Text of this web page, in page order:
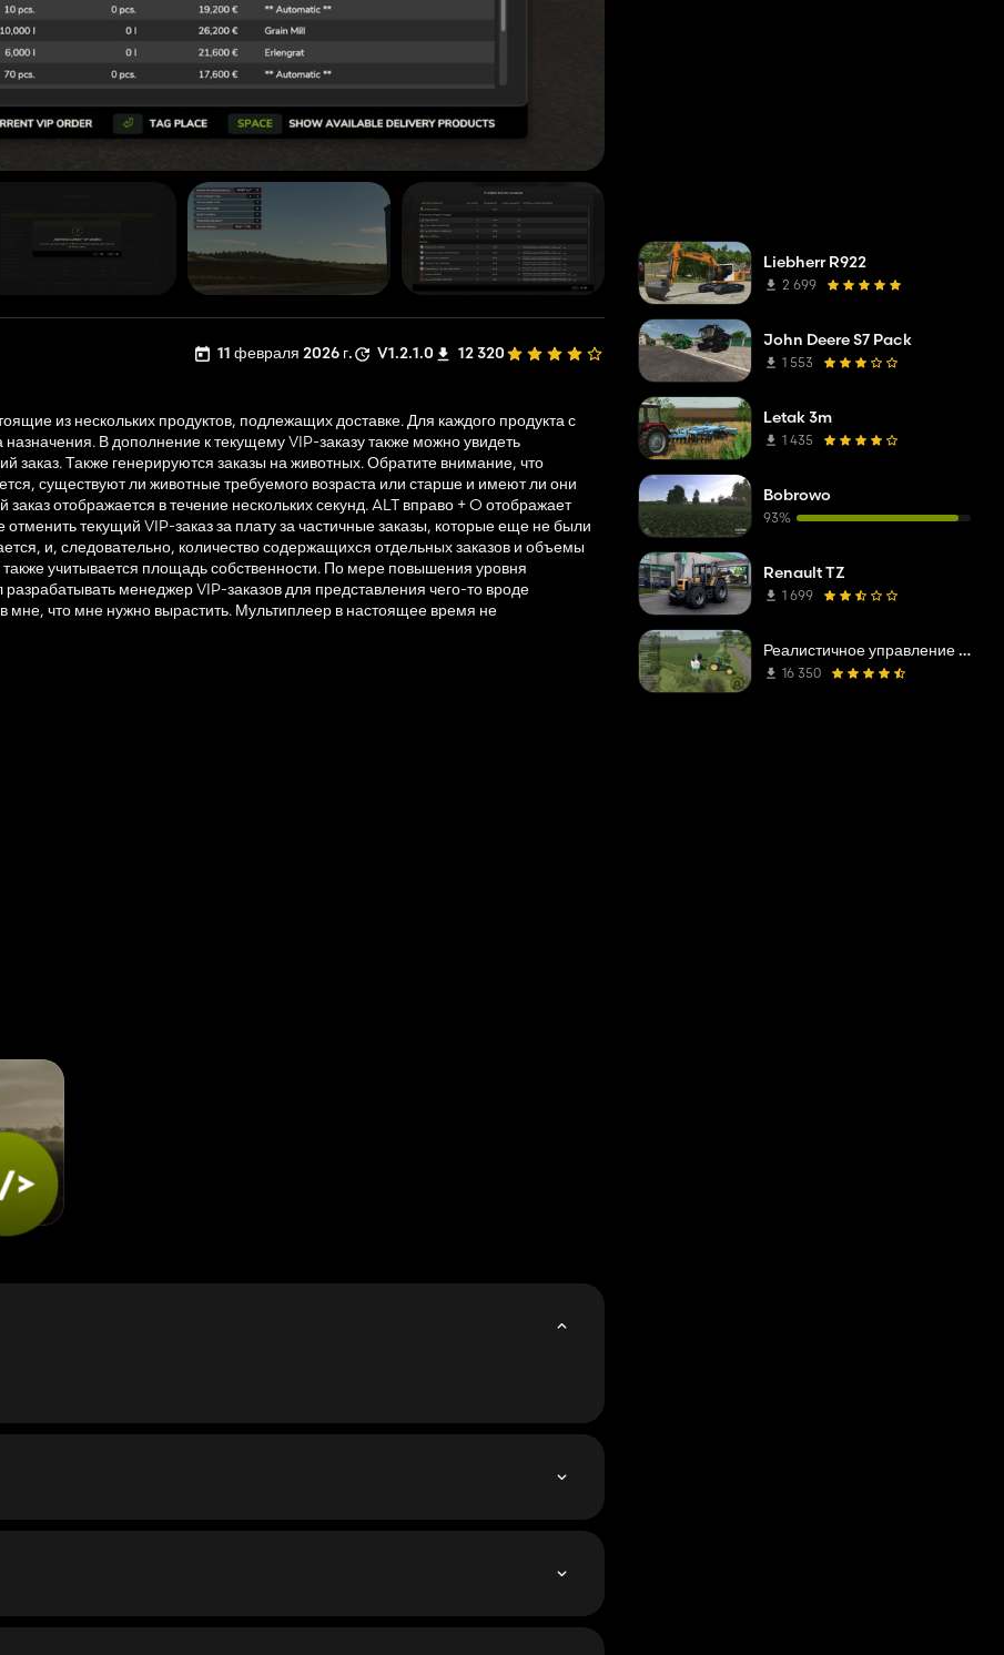
11 февраля 2026 г. V1.2.1.0 12 320
из нескольких продуктов, подлежащих доставке. Для каждого продукта с
В дополнение к текущему VIP-заказу также можно увидеть
заказ. Также генерируются заказы на животных. Обратите внимание, что
существуют ли животные требуемого возраста или старше и имеют ли они
отображается в течение нескольких секунд. ALT вправо + O отображает
текущий VIP-заказ за плату за частичные заказы, которые еще не были
и, следовательно, количество содержащихся отдельных заказов и объемы
учитывается площадь собственности. По мере повышения уровня
менеджер VIP-заказов для представления чего-то вроде
мне, что мне нужно вырастить. Мультиплеер в настоящее время не
Liebherr R922
2 699
John Deere S7 Pack
1 553
Letak 3m
1 435
Bobrowo
93%
Renault TZ
1 699
Реалистичное управление водными и почвенными ресурсами (RWSM)
16 350